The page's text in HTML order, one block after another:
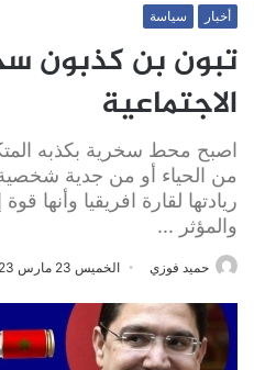
أخبار سياسة
تبون بن كذبون
الاجتماعية
اصبح محط سخرية بكذبه
من الحياء أو من جدية
ريادتها لقارة افريقيا وأنها
والمؤثر ...
حميد فوزي الخميس 23 مارس 2023